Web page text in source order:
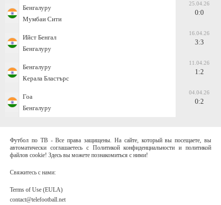
Бенгалуру
Мумбаи Сити
25.04.26
0:0
Ийст Бенгал
Бенгалуру
16.04.26
3:3
Бенгалуру
Керала Бластърс
11.04.26
1:2
Гоа
Бенгалуру
04.04.26
0:2
Футбол по ТВ - Все права защищены. На сайте, который вы посещаете, вы
автоматически соглашаетесь с Политикой конфиденциальности и политикой
файлов cookie! Здесь вы можете познакомиться с ними!
Свяжитесь с нами:
Terms of Use (EULA)
contact@telefootball.net